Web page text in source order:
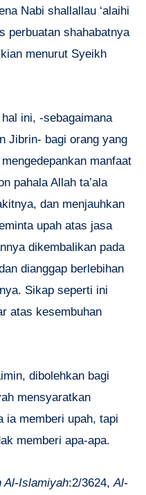
Nabi shallallau ‘alaihi
perbuatan shahabatnya
menurut Syeikh
ini, -sebagaimana
Jibrin- bagi orang yang
manfaat
pahala Allah ta’ala
dan menjauhkan
upah atas jasa
dikembalikan pada
dianggap berlebihan
Sikap seperti ini
atas kesembuhan
dibolehkan bagi
mensyaratkan
ia memberi upah, tapi
memberi apa-apa.
Al-Islamiyah:2/3624,Al-